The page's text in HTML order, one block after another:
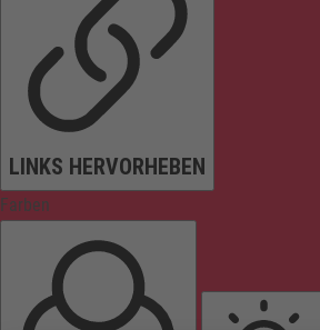
LINKS HERVORHEBEN
Farben